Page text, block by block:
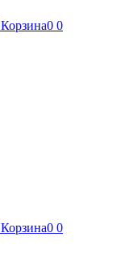
Корзина0 0
Корзина0 0